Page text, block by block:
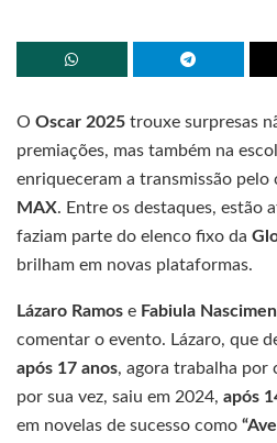
O Oscar 2025 trouxe surpresas
premiações, mas também na
enriqueceram a transmissão pelo
MAX. Entre os destaques, estão
faziam parte do elenco fixo da
brilham em novas plataformas.
Lázaro Ramos e Fabiula
comentar o evento. Lázaro, que
após 17 anos, agora trabalha por
por sua vez, saiu em 2024, após
em novelas de sucesso como